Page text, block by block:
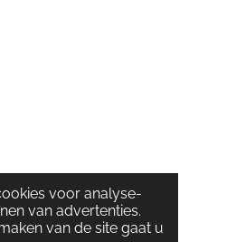
voor analyse-
van advertenties.
van de site gaat u